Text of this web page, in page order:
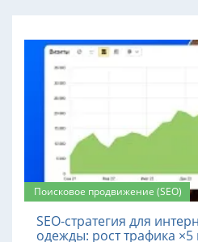
Поисковое продвижение (SEO)
SEO-стратегия для
одежды: рост трафика ×5